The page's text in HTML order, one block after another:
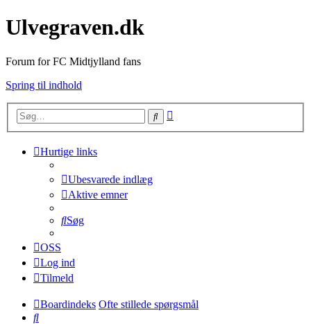
Ulvegraven.dk
Forum for FC Midtjylland fans
Spring til indhold
Søg
Hurtige links
Ubesvarede indlæg
Aktive emner
Søg
OSS
Log ind
Tilmeld
Boardindeks Ofte stillede spørgsmål
Søg